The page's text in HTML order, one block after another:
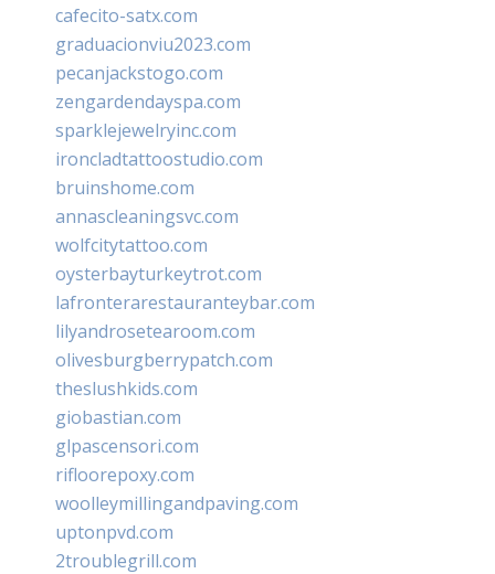
cafecito-satx.com
graduacionviu2023.com
pecanjackstogo.com
zengardendayspa.com
sparklejewelryinc.com
ironcladtattoostudio.com
bruinshome.com
annascleaningsvc.com
wolfcitytattoo.com
oysterbayturkeytrot.com
lafronterarestauranteybar.com
lilyandrosetearoom.com
olivesburgberrypatch.com
theslushkids.com
giobastian.com
glpascensori.com
rifloorepoxy.com
woolleymillingandpaving.com
uptonpvd.com
2troublegrill.com